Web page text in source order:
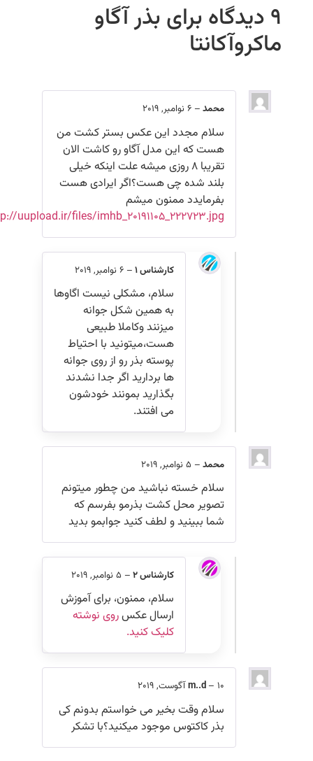
بذر آگاو
ماکروآکانتا
محمد–6 نوامبر, 2019
سلام مجدد این عکس بستر کشت من
هست که این مدل آگاو رو کاشت الان
تقریبا 8 روزی میشه علت اینکه خیلی
بلند شده چی هست؟اگر ایرادی هست
بفرمایدد ممنون میشم
http://uupload.ir/files/imhb_۲۰۱۹۱۱۰۵_۲۲۲۷۲۳.jpg
کارشناس 1 –6 نوامبر, 2019
سلام، مشکلی نیست اگاوها
به همین شکل جوانه
میزنند وکاملا طبیعی
هست،میتونید با احتیاط
پوسته بذر رو از روی جوانه
ها بردارید اگر جدا نشدند
بگذارید بمونند خودشون
می افتند.
محمد–5 نوامبر, 2019
سلام خسته نباشید من چطور میتونم
تصویر محل کشت بذرمو بفرسم که
شما ببینید و لطف کنید جوابمو بدید
کارشناس 2 –5 نوامبر, 2019
سلام، ممنون، برای آموزش
ارسال عکسروی نوشته
کلیک کنید.
m..d
سلام وقت بخیر می خواستم بدونم کی
بذر کاکتوس موجود میکنید؟با تشکر